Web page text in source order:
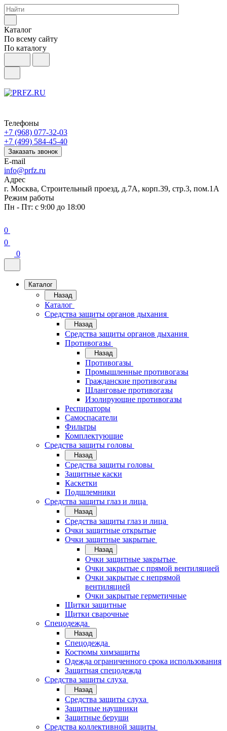
Каталог
По всему сайту
По каталогу
Телефоны
+7 (968) 077-32-03
+7 (499) 584-45-40
Заказать звонок
E-mail
info@prfz.ru
Адрес
г. Москва, Строительный проезд, д.7А, корп.39, стр.3, пом.1А
Режим работы
Пн - Пт: с 9:00 до 18:00
0
0
0
Каталог
Назад
Каталог
Средства защиты органов дыхания
Назад
Средства защиты органов дыхания
Противогазы
Назад
Противогазы
Промышленные противогазы
Гражданские противогазы
Шланговые противогазы
Изолирующие противогазы
Респираторы
Самоспасатели
Фильтры
Комплектующие
Средства защиты головы
Назад
Средства защиты головы
Защитные каски
Каскетки
Подшлемники
Средства защиты глаз и лица
Назад
Средства защиты глаз и лица
Очки защитные открытые
Очки защитные закрытые
Назад
Очки защитные закрытые
Очки закрытые с прямой вентиляцией
Очки закрытые с непрямой
вентиляцией
Очки закрытые герметичные
Щитки защитные
Щитки сварочные
Спецодежда
Назад
Спецодежда
Костюмы химзащиты
Одежда ограниченного срока использования
Защитная спецодежда
Средства защиты слуха
Назад
Средства защиты слуха
Защитные наушники
Защитные беруши
Средства коллективной защиты